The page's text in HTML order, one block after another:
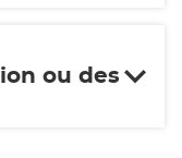
ou des